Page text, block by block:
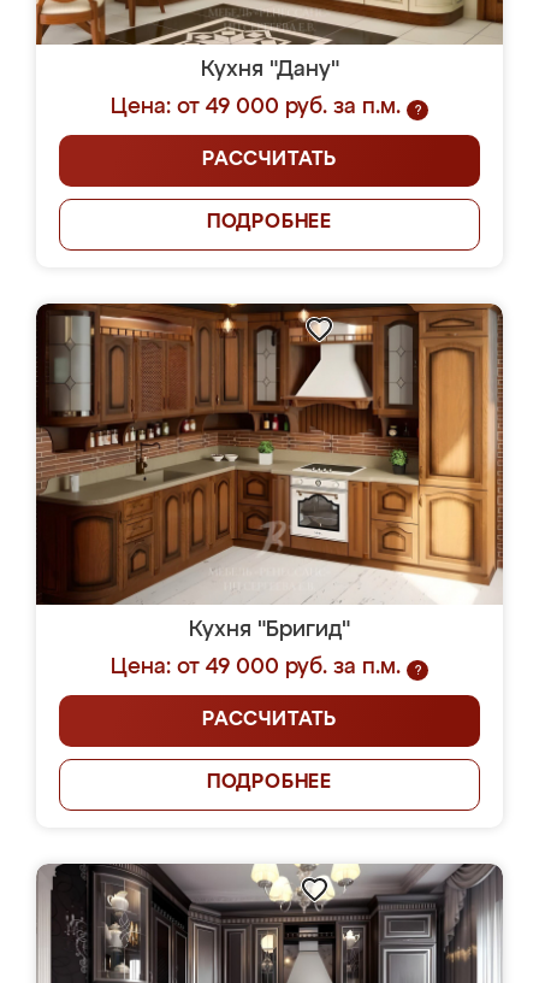
Кухня "Дану"
Цена: от 49 000 руб. за п.м.
?
РАССЧИТАТЬ
ПОДРОБНЕЕ
Кухня "Бригид"
Цена: от 49 000 руб. за п.м.
?
РАССЧИТАТЬ
ПОДРОБНЕЕ